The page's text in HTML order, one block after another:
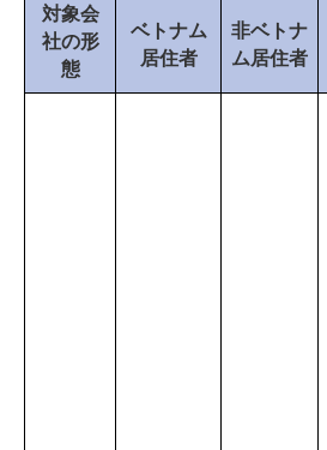
対象会
社の形
態
ベトナム
居住者
非ベトナ
ム居住者